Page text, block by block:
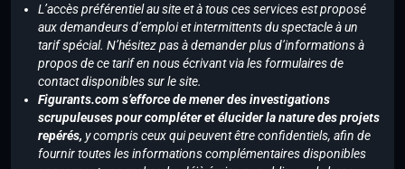
L’accès préférentiel au site et à tous ces services est proposé
aux demandeurs d’emploi et intermittents du spectacle à un
tarif spécial. N’hésitez pas à demander plus d’informations à
propos de ce tarif en nous écrivant via les formulaires de
contact disponibles sur le site.
Figurants.com s’efforce de mener des investigations
scrupuleuses pour compléter et élucider la nature des projets
repérés, y compris ceux qui peuvent être confidentiels, afin de
fournir toutes les informations complémentaires disponibles